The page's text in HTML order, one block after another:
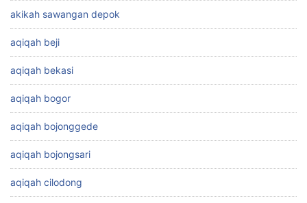
akikah sawangan depok
aqiqah beji
aqiqah bekasi
aqiqah bogor
aqiqah bojonggede
aqiqah bojongsari
aqiqah cilodong